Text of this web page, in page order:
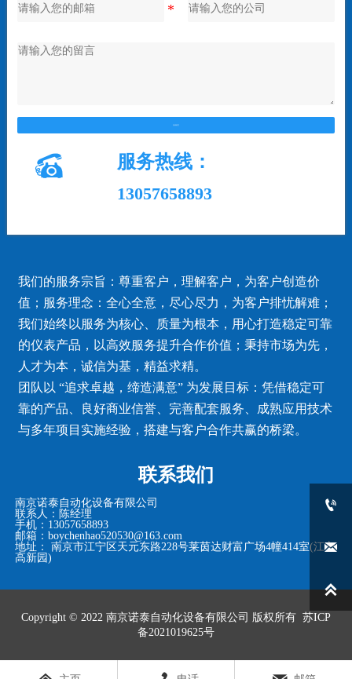
 服务热线：
13057658893
我们的服务宗旨：尊重客户，理解客户，为客户创造价
值；服务理念：全心全意，尽心尽力，为客户排忧解难；
我们始终以服务为核心、质量为根本，用心打造稳定可靠
的仪表产品，以高效服务提升合作价值；秉持市场为先，
人才为本，诚信为基，精益求精。
团队以 “追求卓越，缔造满意” 为发展目标：凭借稳定可
靠的产品、良好商业信誉、完善配套服务、成熟应用技术
与多年项目实施经验，搭建与客户合作共赢的桥梁。
联系我们
南京诺泰自动化设备有限公司
联系人：陈经理
手机：13057658893
邮箱：boychenhao520530@163.com
地址： 南京市江宁区天元东路228号莱茵达财富广场4幢414室(江宁
高新园)
Copyright © 2022 南京诺泰自动化设备有限公司 版权所有 苏ICP
备2021019625号


